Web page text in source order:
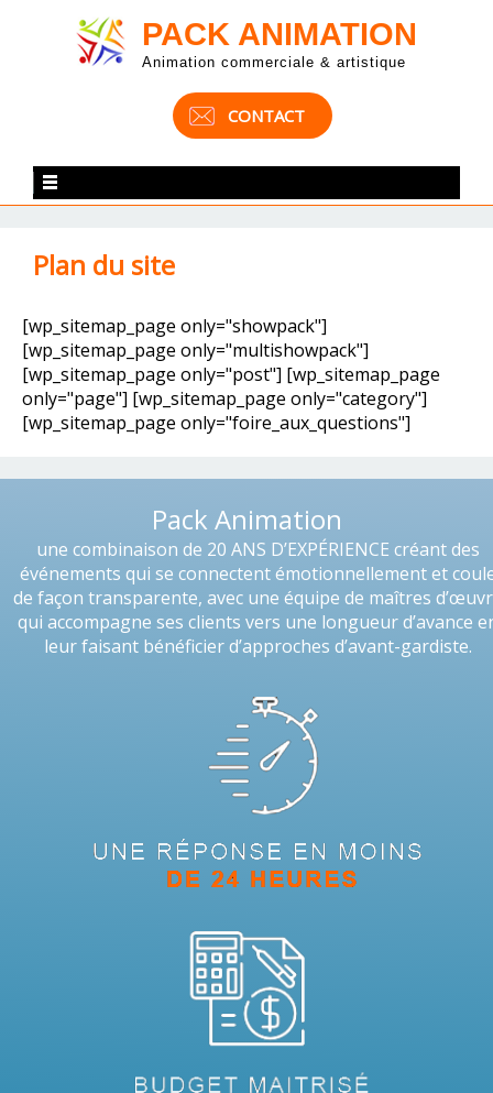
PACK ANIMATION
Animation commerciale & artistique
CONTACT
Plan du site
[wp_sitemap_page only="showpack"]
[wp_sitemap_page only="multishowpack"]
[wp_sitemap_page only="post"] [wp_sitemap_page
only="page"] [wp_sitemap_page only="category"]
[wp_sitemap_page only="foire_aux_questions"]
Pack Animation
une combinaison de 20 ANS D’EXPÉRIENCE créant des
événements qui se connectent émotionnellement et
de façon transparente, avec une équipe de maîtres
qui accompagne ses clients vers une longueur d’avance
leur faisant bénéficier d’approches d’avant-gardiste.